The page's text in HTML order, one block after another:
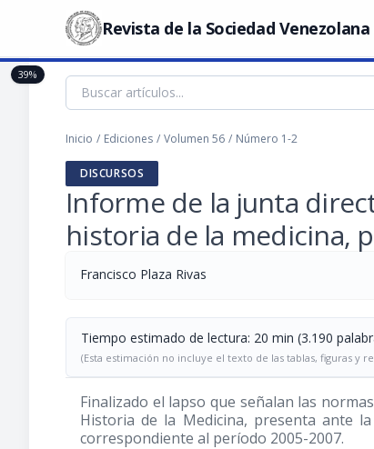
Revista de la Sociedad
Inicio / Ediciones / Volumen 56 / Número 1-2
DISCURSOS
Informe de la junta
historia de la medicina,
Francisco Plaza Rivas
Tiempo estimado de lectura: 20 min (3.190
(Esta estimación no incluye el texto de las tablas, figuras y
Finalizado el lapso que señalan las
Historia de la Medicina, presenta ante
correspondiente al período 2005-2007.
39%